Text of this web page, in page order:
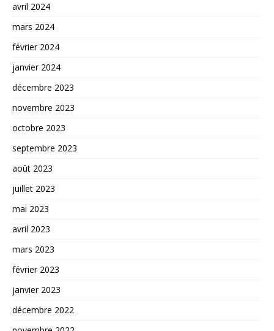
avril 2024
mars 2024
février 2024
janvier 2024
décembre 2023
novembre 2023
octobre 2023
septembre 2023
août 2023
juillet 2023
mai 2023
avril 2023
mars 2023
février 2023
janvier 2023
décembre 2022